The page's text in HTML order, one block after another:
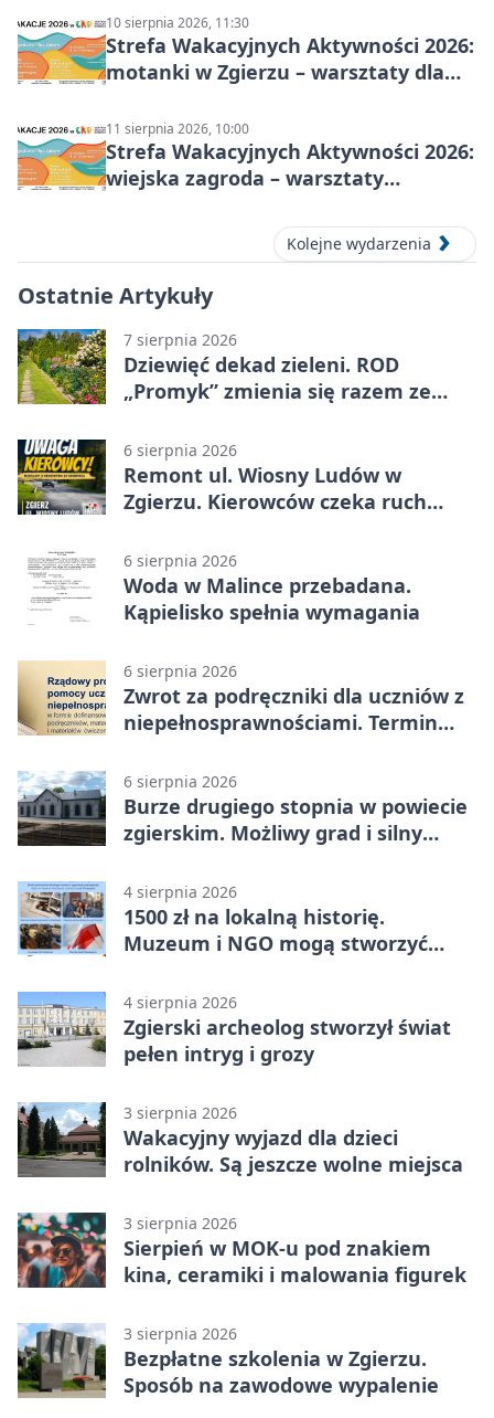
10 sierpnia 2026, 11:30
Strefa Wakacyjnych Aktywności 2026:
motanki w Zgierzu – warsztaty dla
11 sierpnia 2026, 10:00
Strefa Wakacyjnych Aktywności 2026:
wiejska zagroda – warsztaty
Kolejne wydarzenia
Ostatnie Artykuły
7 sierpnia 2026
Dziewięć dekad zieleni. ROD
„Promyk” zmienia się razem ze
6 sierpnia 2026
Remont ul. Wiosny Ludów w
Zgierzu. Kierowców czeka ruch
6 sierpnia 2026
Woda w Malince przebadana.
Kąpielisko spełnia wymagania
6 sierpnia 2026
Zwrot za podręczniki dla uczniów z
niepełnosprawnościami. Termin
6 sierpnia 2026
Burze drugiego stopnia w powiecie
zgierskim. Możliwy grad i silny
4 sierpnia 2026
1500 zł na lokalną historię.
Muzeum i NGO mogą stworzyć
4 sierpnia 2026
Zgierski archeolog stworzył świat
pełen intryg i grozy
3 sierpnia 2026
Wakacyjny wyjazd dla dzieci
rolników. Są jeszcze wolne miejsca
3 sierpnia 2026
Sierpień w MOK-u pod znakiem
kina, ceramiki i malowania figurek
3 sierpnia 2026
Bezpłatne szkolenia w Zgierzu.
Sposób na zawodowe wypalenie